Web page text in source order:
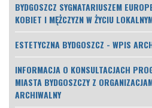
BYDGOSZCZ SYGNATARIUSZEM
KOBIET I MĘŻCZYZN W ŻYCIU
ESTETYCZNA BYDGOSZCZ - WPIS
INFORMACJA O KONSULTACJACH
MIASTA BYDGOSZCZY Z
ARCHIWALNY